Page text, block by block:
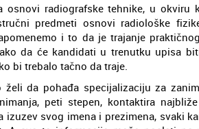
osnovi radiografske tehnike, u
predmeti osnovi radiološke
i to da je trajanje
da će kandidati u trenutku upisa
bi trebalo tačno da traje.
želi da pohađa specijalizaciju za
peti stepen, kontaktira
izuzev svog imena i prezimena, svaki